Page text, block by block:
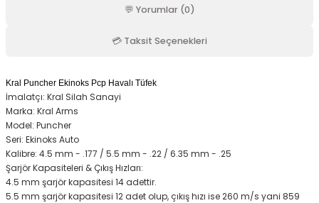
💬 Yorumlar (0)
💳 Taksit Seçenekleri
Kral Puncher Ekinoks Pcp Havalı Tüfek
İmalatçı: Kral Silah Sanayi
Marka: Kral Arms
Model: Puncher
Seri: Ekinoks Auto
Kalibre: 4.5 mm - .177 / 5.5 mm - .22 / 6.35 mm - .25
Şarjör Kapasiteleri & Çıkış Hızları:
4.5 mm şarjör kapasitesi 14 adettir.
5.5 mm şarjör kapasitesi 12 adet olup, çıkış hızı ise 260 m/s yani 859